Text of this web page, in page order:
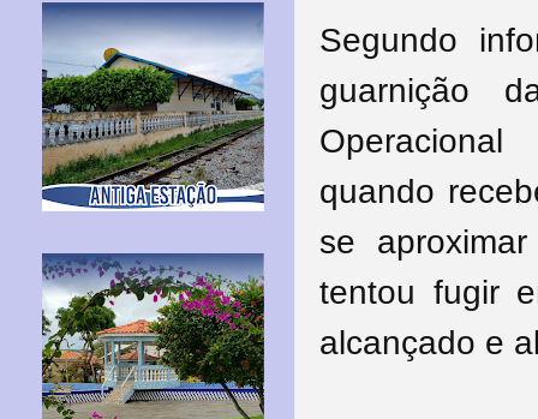
Segundo
guarnição
quando
se
tentou fugir
alcançado e